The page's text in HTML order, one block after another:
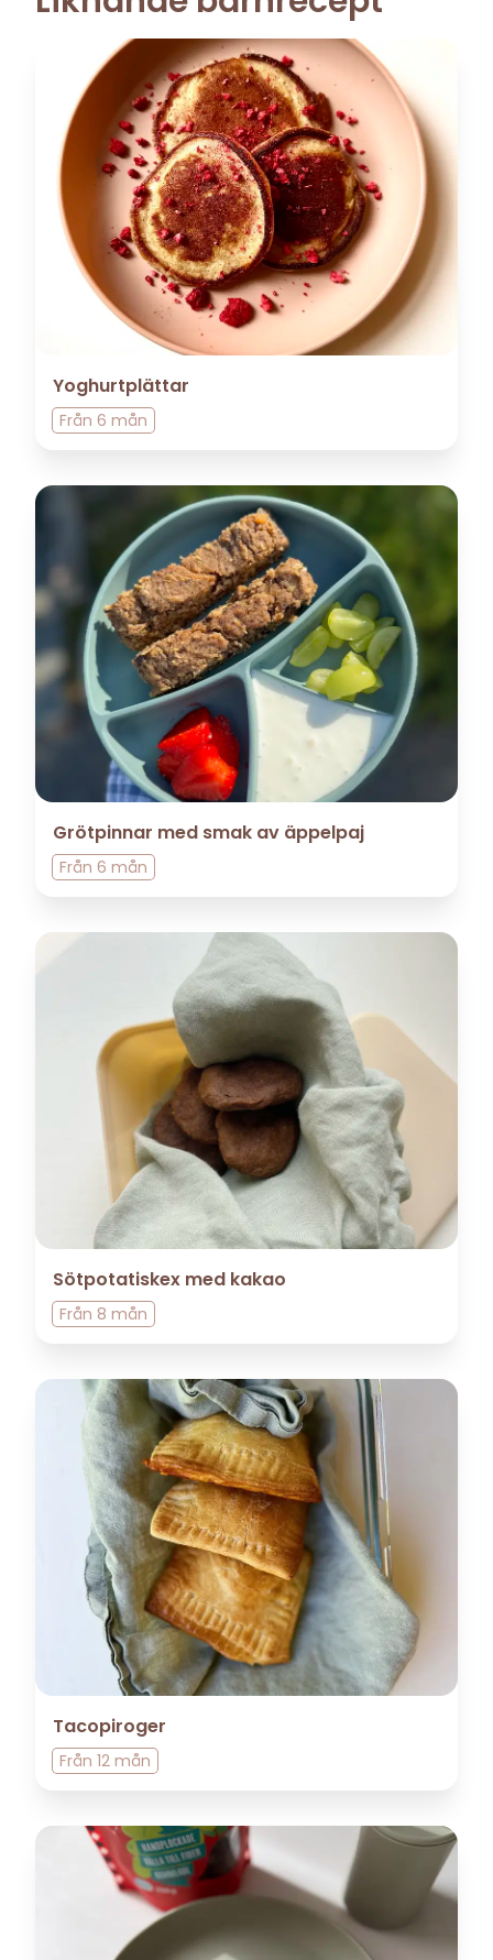
Yoghurtplättar
Från 6 mån
Grötpinnar med smak av äppelpaj
Från 6 mån
Sötpotatiskex med kakao
Från 8 mån
Tacopiroger
Från 12 mån